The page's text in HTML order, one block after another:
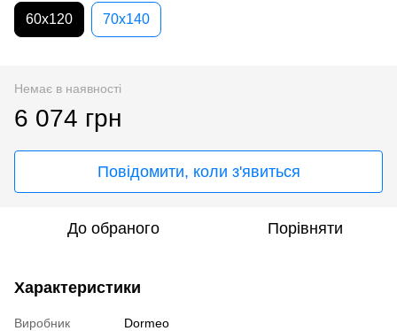
60х120 70х140
Немає в наявності
6 074 грн
Повідомити, коли з'явиться
До обраного Порівняти
Характеристики
Виробник
Dormeo